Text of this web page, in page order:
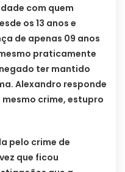
com quem
os 13 anos e
de apenas 09 anos
praticamente
ter mantido
Alexandro responde
crime, estupro
pelo crime de
que ficou